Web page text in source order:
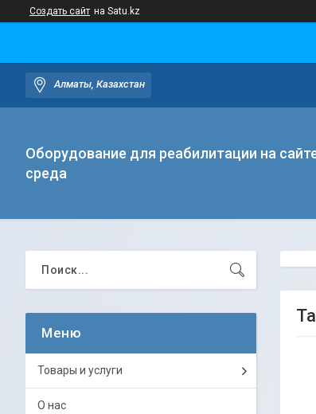
Создать сайт на Satu.kz
Алматы, Казахстан
Оборудование для реабилитации на
среда
Товары и услуги
О нас